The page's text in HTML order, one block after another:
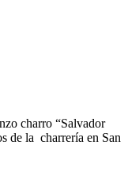
charro “Salvador
de la charrería en San